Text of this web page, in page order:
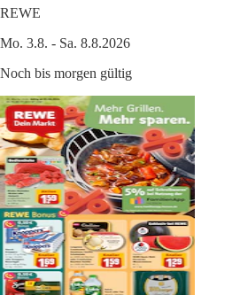
REWE
Mo. 3.8. - Sa. 8.8.2026
Noch bis morgen gültig